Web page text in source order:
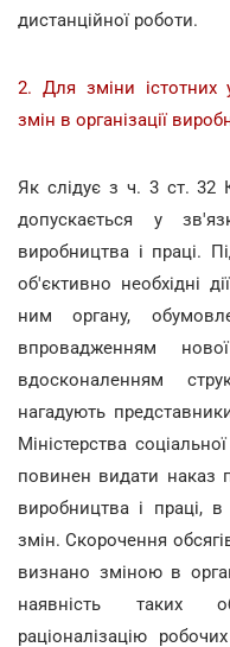
дистанційної роботи.
2. Для зміни істотних
змін в організації
Як слідує з ч. 3 ст. 32
допускається у
виробництва і праці.
об'єктивно необхідні
ним органу,
впровадженням
вдосконаленням
нагадують
Міністерства
повинен видати наказ
виробництва і праці,
змін. Cкорочення
визнано зміною в
наявність таких
раціоналізацію